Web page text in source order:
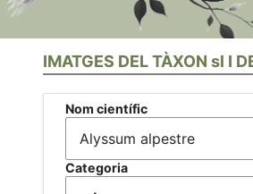
IMATGES DEL TÀXON sl I
Nom científic
Categoria